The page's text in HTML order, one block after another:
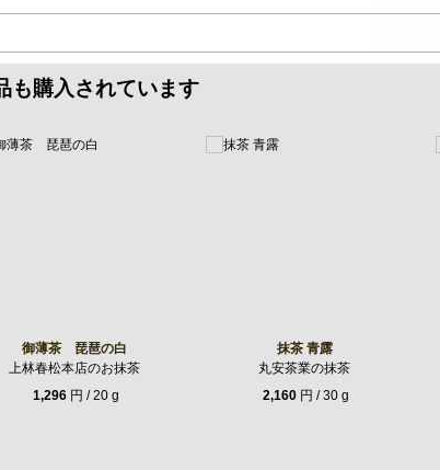
も購入されています
御薄茶 琵琶の白
上林春松本店のお抹茶
1,296円 / 20 g
抹茶 青露
丸安茶業の抹茶
2,160円 / 30 g